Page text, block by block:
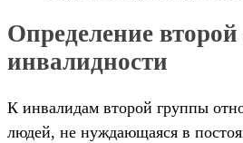
Определение второй
инвалидности
К инвалидам второй группы
людей, не нуждающаяся в